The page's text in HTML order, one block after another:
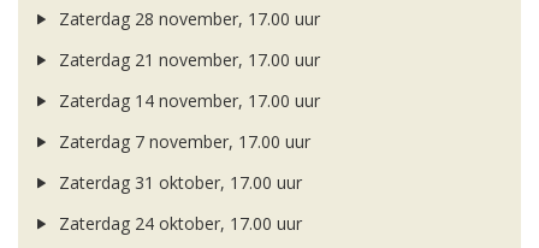
Zaterdag 28 november, 17.00 uur
Zaterdag 21 november, 17.00 uur
Zaterdag 14 november, 17.00 uur
Zaterdag 7 november, 17.00 uur
Zaterdag 31 oktober, 17.00 uur
Zaterdag 24 oktober, 17.00 uur